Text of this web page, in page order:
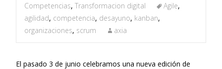
Competencias, Transformacion digital Agile,
agilidad, competencia, desayuno, kanban,
organizaciones, scrum axia
El pasado 3 de junio celebramos una nueva edición de